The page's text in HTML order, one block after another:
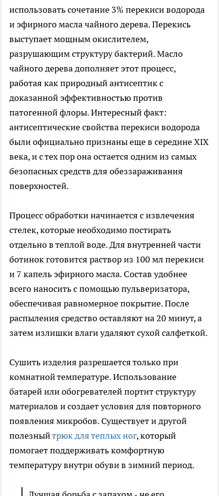
использовать сочетание 3% перекиси водорода
и эфирного масла чайного дерева. Перекись
выступает мощным окислителем,
разрушающим структуру бактерий. Масло
чайного дерева дополняет этот процесс,
работая как природный антисептик с
доказанной эффективностью против
патогенной флоры. Интересный факт:
антисептические свойства перекиси водорода
были официально признаны еще в середине XIX
века, и с тех пор она остается одним из самых
безопасных средств для обеззараживания
поверхностей.
Процесс обработки начинается с извлечения
стелек, которые необходимо постирать
отдельно в теплой воде. Для внутренней части
ботинок готовится раствор из 100 мл перекиси
и 7 капель эфирного масла. Состав удобнее
всего наносить с помощью пульверизатора,
обеспечивая равномерное покрытие. После
распыления средство оставляют на 20 минут, а
затем излишки влаги удаляют сухой салфеткой.
Сушить изделия разрешается только при
комнатной температуре. Использование
батарей или обогревателей портит структуру
материалов и создает условия для повторного
появления микробов. Существует и другой
полезныйтрюк для теплых ног, который
помогает поддерживать комфортную
температуру внутри обуви в зимний период.